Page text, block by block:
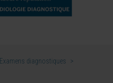
Examens diagnostiques
>